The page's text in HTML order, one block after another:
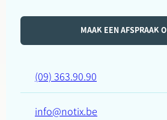
MAAK EEN AFSPRAAK
(09) 363.90.90
info@notix.be